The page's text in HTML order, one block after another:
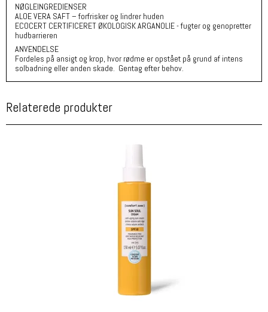
NØGLEINGREDIENSER
ALOE VERA SAFT – forfrisker og lindrer huden
ECOCERT CERTIFICERET ØKOLOGISK ARGANOLIE - fugter og genopretter
hudbarrieren
ANVENDELSE
Fordeles på ansigt og krop, hvor rødme er opstået på grund af intens
solbadning eller anden skade. Gentag efter behov.
Relaterede produkter